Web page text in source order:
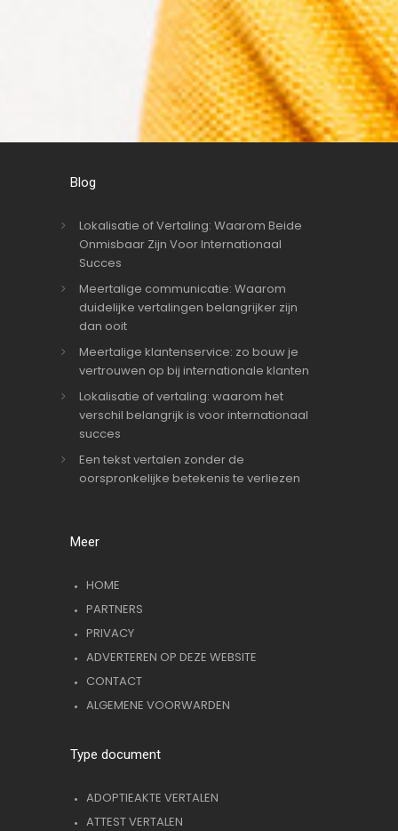
Blog
Lokalisatie of Vertaling: Waarom Beide
Onmisbaar Zijn Voor Internationaal
Succes
Meertalige communicatie: Waarom
duidelijke vertalingen belangrijker zijn
dan ooit
Meertalige klantenservice: zo bouw je
vertrouwen op bij internationale klanten
Lokalisatie of vertaling: waarom het
verschil belangrijk is voor internationaal
succes
Een tekst vertalen zonder de
oorspronkelijke betekenis te verliezen
Meer
HOME
PARTNERS
PRIVACY
ADVERTEREN OP DEZE WEBSITE
CONTACT
ALGEMENE VOORWARDEN
Type document
ADOPTIEAKTE VERTALEN
ATTEST VERTALEN